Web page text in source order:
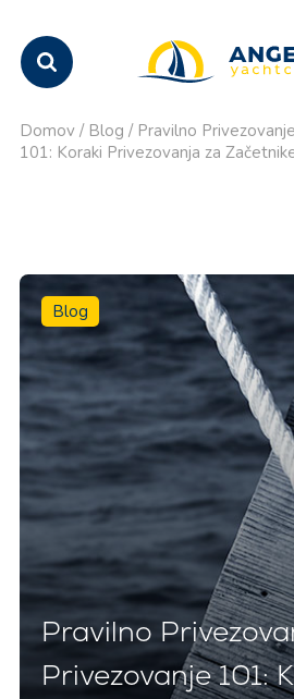
Domov / Blog / Pravilno
101: Koraki Privezovanja za
Blog
Pravilno
Privezovanje 101: